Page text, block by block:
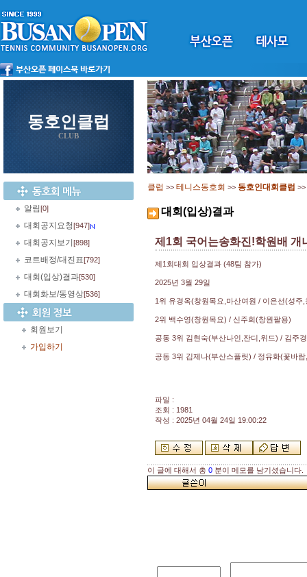
동호인클럽
CLUB
알림[0]
대회공지요청[947]
대회공지보기 [898]
코트배정/대진표[792]
대회(입상)결과[530]
대회화보/동영상[536]
회원보기
가입하기
클럽 >> 테니스동호회 >> 동호인대회클럽 >>
대회(입상)결과
제1회 국어는송화진!학원배 개
제1회대회 입상결과 (48팀 참가)
2025년 3월 29일
1위 유경옥(창원목요,마산여원 / 이은선(성주
2위 백수영(창원목요) / 신주희(창원팔용)
공동 3위 김현숙(부산나인,잔디,위드) / 김주
공동 3위 김제나(부산스플릿) / 정유화(꽃바
파일 :
조회 : 1981
작성 : 2025년 04월 24일 19:00:22
이 글에 대해서 총 0 분이 메모를 남기셨습니다.